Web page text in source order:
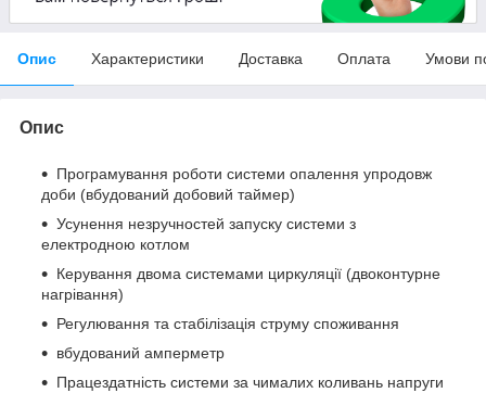
Опис Характеристики Доставка Оплата Умови
Опис
Програмування роботи системи опалення упродовж
доби (вбудований добовий таймер)
Усунення незручностей запуску системи з
електродною котлом
Керування двома системами циркуляції (двоконтурне
нагрівання)
Регулювання та стабілізація струму споживання
вбудований амперметр
Працездатність системи за чималих коливань напруги